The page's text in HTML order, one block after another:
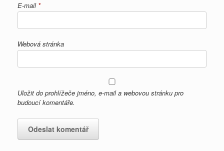
E-mail *
Webová stránka
Uložit do prohlížeče jméno, e-mail a webovou stránku pro
budoucí komentáře.